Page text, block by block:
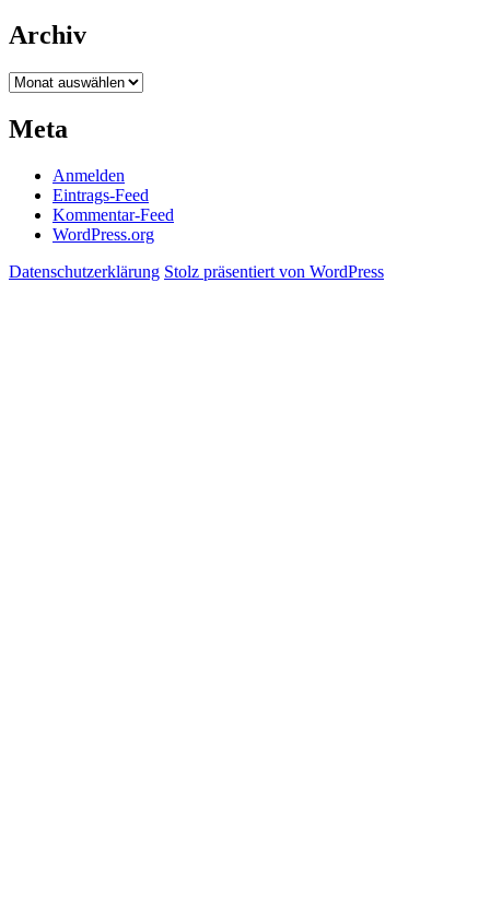
Archiv
Archiv
Meta
Anmelden
Eintrags-Feed
Kommentar-Feed
WordPress.org
Datenschutzerklärung Stolz präsentiert von WordPress